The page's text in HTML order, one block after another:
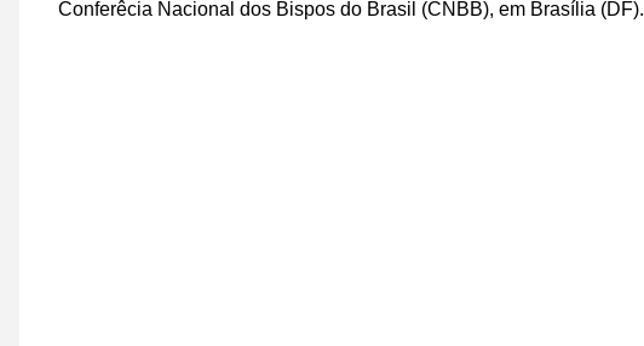
Conferêcia Nacional dos Bispos do Brasil (CNBB), em Brasília (DF).